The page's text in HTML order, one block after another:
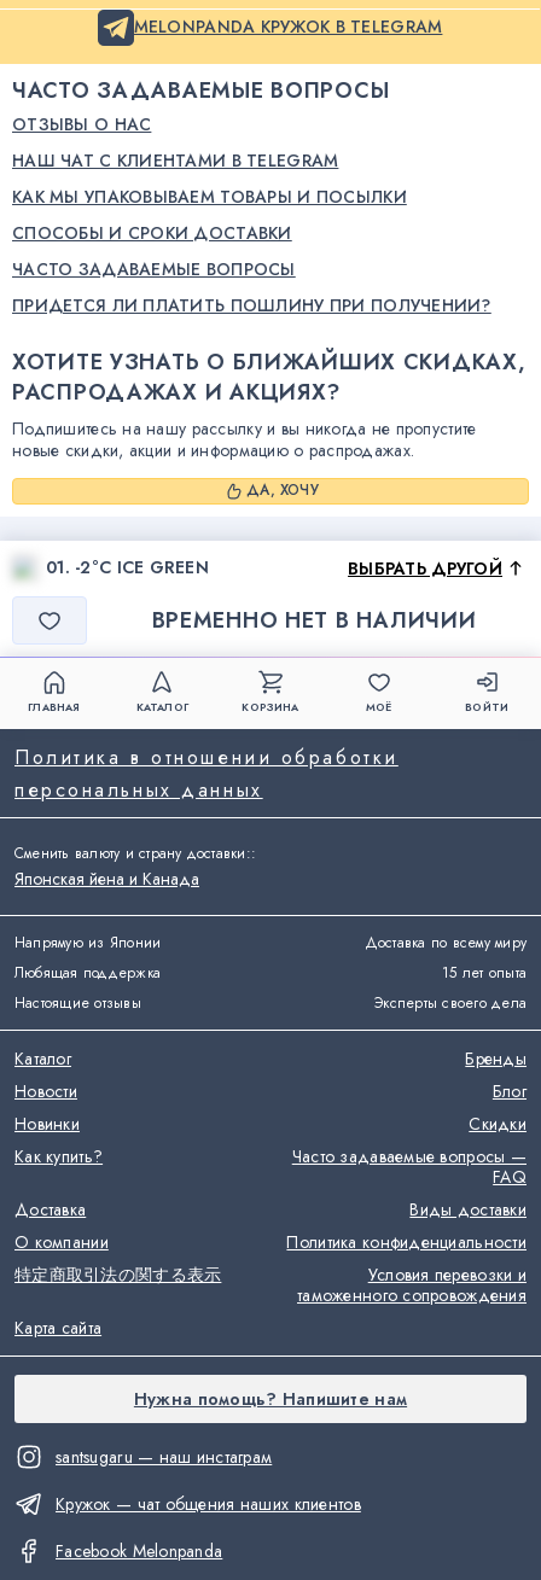
MELONPANDA КРУЖОК В TELEGRAM
ЧАСТО ЗАДАВАЕМЫЕ ВОПРОСЫ
ОТЗЫВЫ О НАС
НАШ ЧАТ С КЛИЕНТАМИ В TELEGRAM
КАК МЫ УПАКОВЫВАЕМ ТОВАРЫ И ПОСЫЛКИ
СПОСОБЫ И СРОКИ ДОСТАВКИ
ЧАСТО ЗАДАВАЕМЫЕ ВОПРОСЫ
ПРИДЕТСЯ ЛИ ПЛАТИТЬ ПОШЛИНУ ПРИ ПОЛУЧЕНИИ?
ХОТИТЕ УЗНАТЬ О БЛИЖАЙШИХ СКИДКАХ,
РАСПРОДАЖАХ И АКЦИЯХ?
Подпишитесь на нашу рассылку и вы никогда не пропустите
новые скидки, акции и информацию о распродажах.
ДА, ХОЧУ
01. -2°C ICE GREEN ВЫБРАТЬ ДРУГОЙ
ВРЕМЕННО НЕТ В НАЛИЧИИ
ГЛАВНАЯ КАТАЛОГ КОРЗИНА МОЁ ВОЙТИ
Напрямую из Японии
Доставка по всему миру
Любящая поддержка
15 лет опыта
Настоящие отзывы
Эксперты своего дела
santsugaru — наш инстаграм
Кружок — чат общения наших клиентов
Facebook Melonpanda
Политика в отношении обработки
персональных данных
Каталог
Бренды
Новости
Блог
Новинки
Скидки
Как купить?
Часто задаваемые вопросы —
FAQ
Доставка
Виды доставки
О компании
Политика конфиденциальности
特定商取引法の関する表示
Условия перевозки и
таможенного сопровождения
Карта сайта
Сменить валюту и страну доставки::
Японская йена и Канада
Нужна помощь? Напишите нам